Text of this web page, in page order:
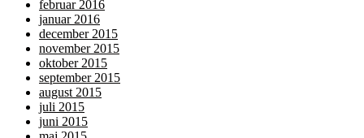
februar 2016
januar 2016
december 2015
november 2015
oktober 2015
september 2015
august 2015
juli 2015
juni 2015